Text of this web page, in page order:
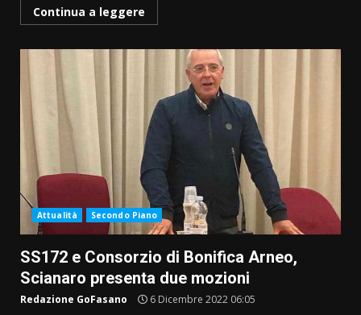
Continua a leggere
Attualità Secondo Piano
SS172 e Consorzio di Bonifica Arneo,
Scianaro presenta due mozioni
Redazione GoFasano 6 Dicembre 2022 06:05